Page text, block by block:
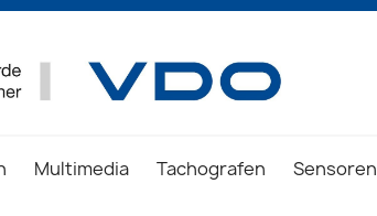
Multimedia Tachografen Sensoren